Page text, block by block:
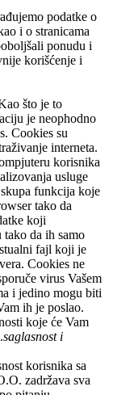
podatke o
i o stranicama
ponudu i
korišćenje i
što je to
je neophodno
Cookies su
interneta.
korisnika
usluge
funkcija koje
tako da
koji
da ih samo
fajl koji je
Cookies ne
virus Vašem
i jedino mogu biti
ih je poslao.
koje će Vam
saglasnost i
korisnika sa
zadržava sva